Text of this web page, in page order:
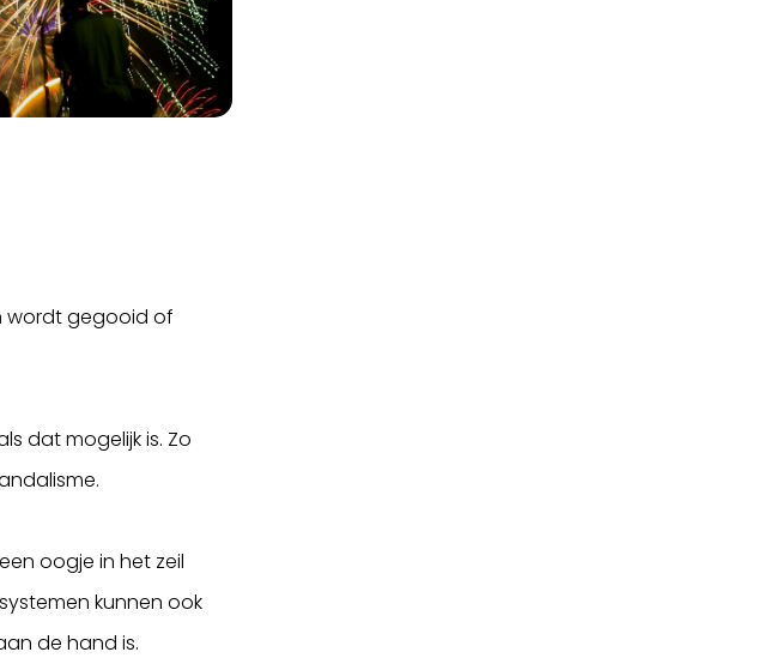
wordt gegooid of
dat mogelijk is. Zo
oogje in het zeil
kunnen ook
de hand is.